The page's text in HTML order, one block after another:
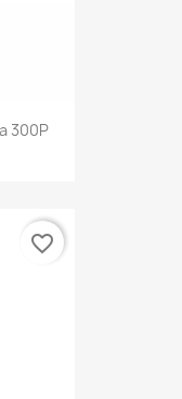
300P
favorite_border